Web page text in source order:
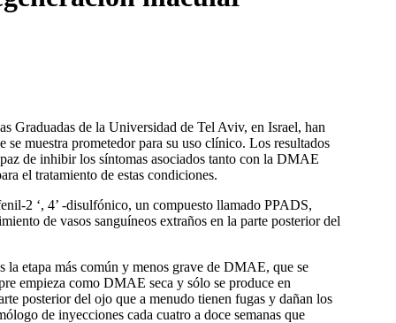
Graduadas de la Universidad de Tel Aviv, en Israel, han
muestra prometedor para su uso clínico. Los resultados
de inhibir los síntomas asociados tanto con la DMAE
el tratamiento de estas condiciones.
2 ‘, 4’ -disulfónico, un compuesto llamado PPADS,
de vasos sanguíneos extraños en la parte posterior del
etapa más común y menos grave de DMAE, que se
empieza como DMAE seca y sólo se produce en
posterior del ojo que a menudo tienen fugas y dañan los
de inyecciones cada cuatro a doce semanas que